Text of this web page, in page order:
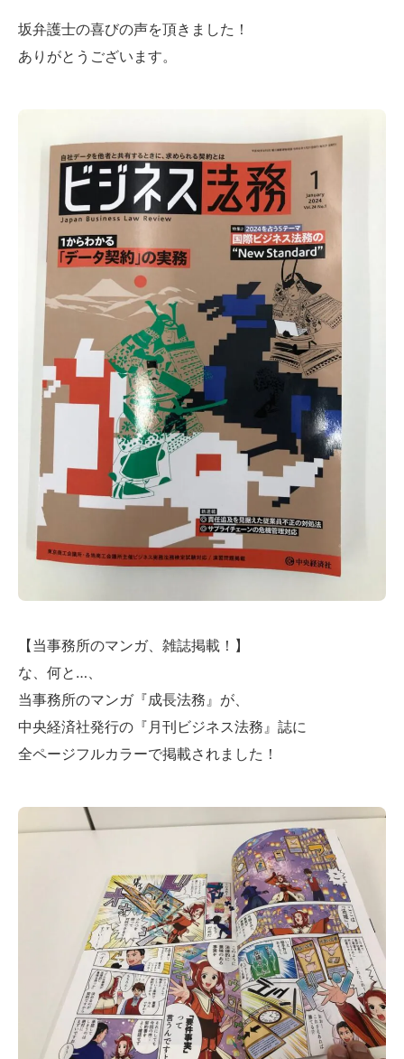
坂弁護士の喜びの声を頂きました！
ありがとうございます。
【当事務所のマンガ、雑誌掲載！】
な、何と…、
当事務所のマンガ『成長法務』が、
中央経済社発行の『月刊ビジネス法務』誌に
全ページフルカラーで掲載されました！